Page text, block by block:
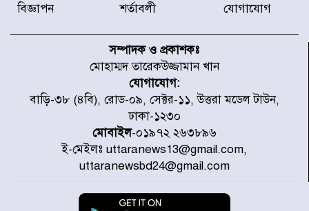
স্থাপনের উদ্যোগ চান মিয়া ব্যাপারীর
৭ জেলায় ঝোড়ো হাওয়াসহ বজ্রবৃষ্টির
শঙ্কা
বগুড়া ও সিলেটে সড়ক দুর্ঘটনায় নিহত
১৫
বিজ্ঞাপন শর্তাবলী যোগাযোগ
সম্পাদক ও প্রকাশকঃ
মোহাম্মদ তারেকউজ্জামান খান
যোগাযোগ:
বাড়ি-৩৮ (৪বি), রোড-০৯, সেক্টর-১১, উত্তরা মডেল টাউন,
ঢাকা-১২৩০
মোবাইল-০১৯৭২ ২৬৩৮৯৬
ই-মেইলঃ uttaranews13@gmail.com,
uttaranewsbd24@gmail.com